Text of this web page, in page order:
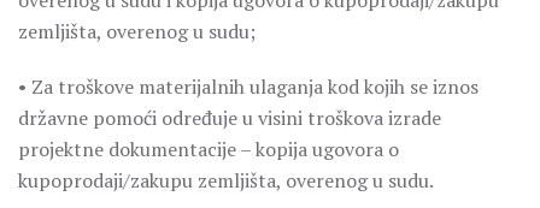
zemljišta, overenog u sudu;
• Za troškove materijalnih ulaganja kod kojih se iznos
državne pomoći određuje u visini troškova izrade
projektne dokumentacije – kopija ugovora o
kupoprodaji/zakupu zemljišta, overenog u sudu.